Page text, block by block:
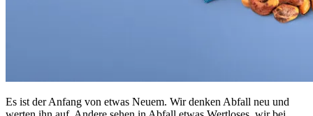
Es ist der Anfang von etwas Neuem. Wir denken Abfall neu und